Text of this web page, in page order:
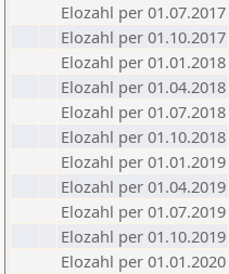
Elozahl per 01.07.2017
Elozahl per 01.10.2017
Elozahl per 01.01.2018
Elozahl per 01.04.2018
Elozahl per 01.07.2018
Elozahl per 01.10.2018
Elozahl per 01.01.2019
Elozahl per 01.04.2019
Elozahl per 01.07.2019
Elozahl per 01.10.2019
Elozahl per 01.01.2020